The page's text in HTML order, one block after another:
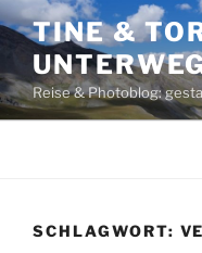
Zum
Inhalt
springen
TINE &
Reise & Photoblog:
SCHLAGWORT: